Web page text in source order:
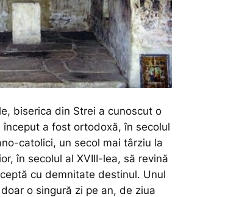
biserica din Strei a cunoscut o
a fost ortodoxă, în secolul
catolici, un secol mai târziu la
în secolul al XVIII-lea, să revină
cu demnitate destinul. Unul
o singură zi pe an, de ziua